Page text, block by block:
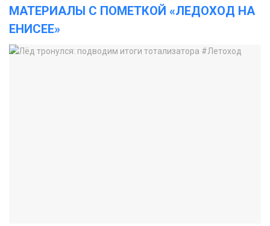
МАТЕРИАЛЫ С ПОМЕТКОЙ «ЛЕДОХОД НА
ЕНИСЕЕ»